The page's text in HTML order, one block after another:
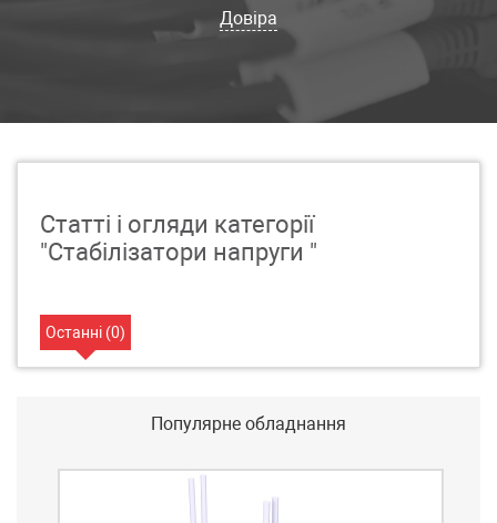
Довіра
Статті і огляди категорії
"Стабілізатори напруги "
Останні (0)
Популярне обладнання